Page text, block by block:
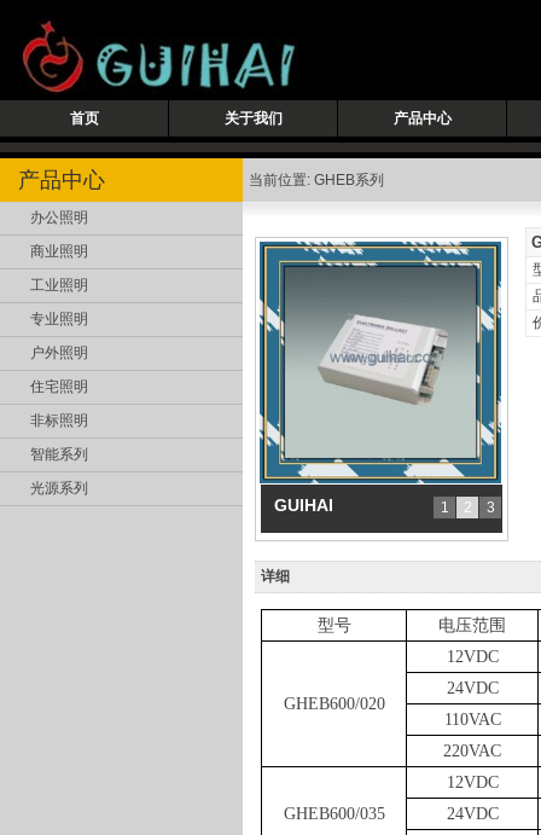
首页 关于我们 产品中心
当前位置: GHEB系列
GUIHAI 1 2 3
详细
型号 电压范围
GHEB600/020
12VDC
24VDC
110VAC
220VAC
GHEB600/035
12VDC
24VDC
产品中心
办公照明
商业照明
工业照明
专业照明
户外照明
住宅照明
非标照明
智能系列
光源系列